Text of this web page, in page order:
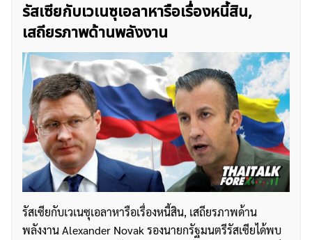
รัสเซียกับเวเนซุเอลาหารือเรื่องหนี้สิน,
เสถียรภาพด้านพลังงาน
รัสเซียกับเวเนซุเอลาหารือเรื่องหนี้สิน, เสถียรภาพด้าน
พลังงาน Alexander Novak รองนายกรัฐมนตรีรัสเซียได้พบ